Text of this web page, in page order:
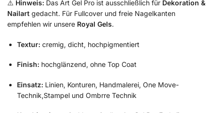
⚠️ Hinweis: Das Art Gel Pro ist ausschließlich für Dekoration &
Nailart gedacht. Für Fullcover und freie Nagelkanten
empfehlen wir unsere Royal Gels.
Textur: cremig, dicht, hochpigmentiert
Finish: hochglänzend, ohne Top Coat
Einsatz: Linien, Konturen, Handmalerei, One Move-
Technik,Stampel und Ombrre Technik